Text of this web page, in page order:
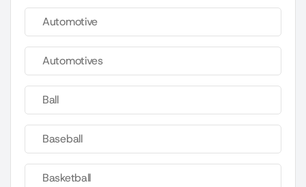
Automotive
Automotives
Ball
Baseball
Basketball